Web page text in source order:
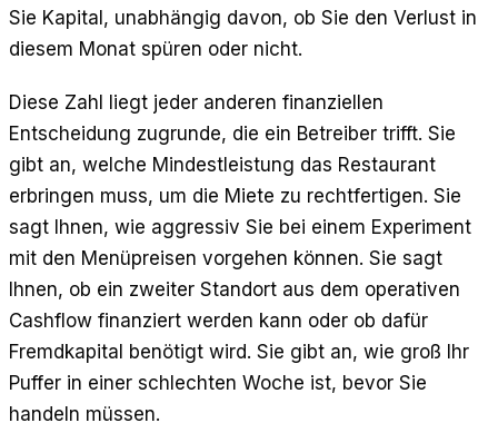
Sie Kapital, unabhängig davon, ob Sie den Verlust in
diesem Monat spüren oder nicht.
Diese Zahl liegt jeder anderen finanziellen
Entscheidung zugrunde, die ein Betreiber trifft. Sie
gibt an, welche Mindestleistung das Restaurant
erbringen muss, um die Miete zu rechtfertigen. Sie
sagt Ihnen, wie aggressiv Sie bei einem Experiment
mit den Menüpreisen vorgehen können. Sie sagt
Ihnen, ob ein zweiter Standort aus dem operativen
Cashflow finanziert werden kann oder ob dafür
Fremdkapital benötigt wird. Sie gibt an, wie groß Ihr
Puffer in einer schlechten Woche ist, bevor Sie
handeln müssen.